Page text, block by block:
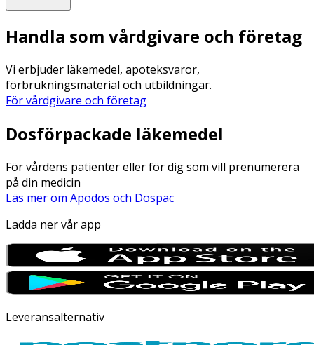
Handla som vårdgivare och företag
Vi erbjuder läkemedel, apoteksvaror,
förbrukningsmaterial och utbildningar.
För vårdgivare och företag
Dosförpackade läkemedel
För vårdens patienter eller för dig som vill prenumerera
på din medicin
Läs mer om Apodos och Dospac
Ladda ner vår app
Leveransalternativ